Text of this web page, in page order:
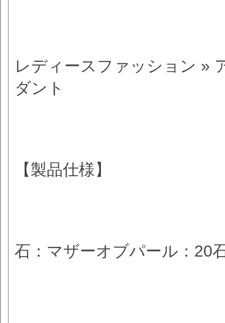
レディースファッション »
ダント
【製品仕様】
石：マザーオブパール：20